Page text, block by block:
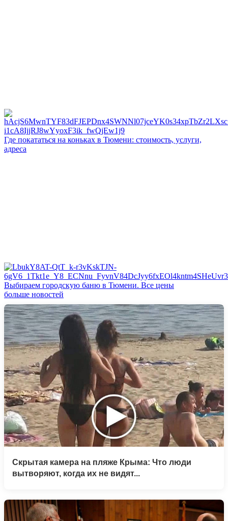
Где покататься на коньках в Тюмени: стоимость, услуги,
адреса
Выбираем городскую баню в Тюмени. Все цены
больше новостей
Скрытая камера на пляже Крыма: Что люди
вытворяют, когда их не видят...